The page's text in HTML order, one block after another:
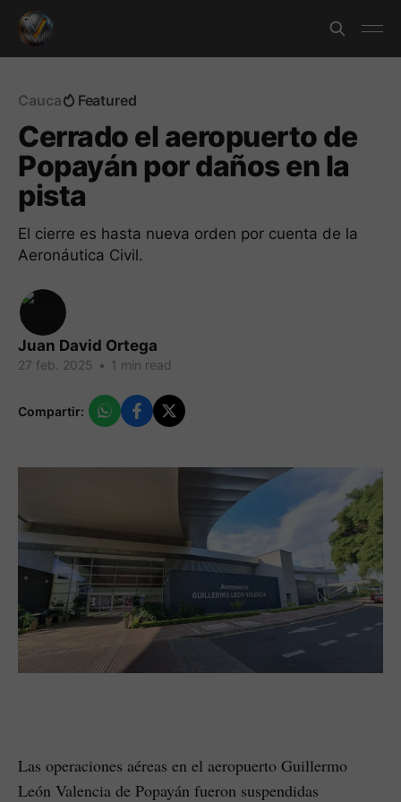
Cauca Featured
Cerrado el aeropuerto de
Popayán por daños en la
pista
El cierre es hasta nueva orden por cuenta de la
Aeronáutica Civil.
Juan David Ortega
27 feb. 2025 • 1 min read
Compartir:
Las operaciones aéreas en el aeropuerto Guillermo
León Valencia de Popayán fueron suspendidas